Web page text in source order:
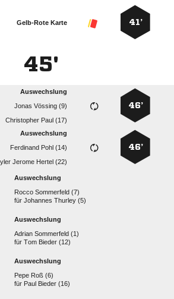
41’
Gelb-Rote Karte
45'
46’
Auswechslung
  
  
46’
Auswechslung
  
  
Auswechslung
  
für  
Auswechslung
  
für  
Auswechslung
  
für   